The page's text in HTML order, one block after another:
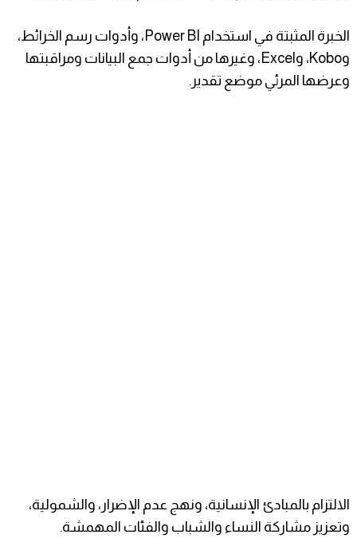
الخبرة المثبتة في استخدام Power BI، وأدوات رسم الخرائط،
وKobo، وExcel، وغيرها من أدوات جمع البيانات ومراقبتها
وعرضها المرئي موضع تقدير.
الالتزام بالمبادئ الإنسانية، ونهج عدم الإضرار، والشمولية،
وتعزيز مشاركة النساء والشباب والفئات المهمشة.